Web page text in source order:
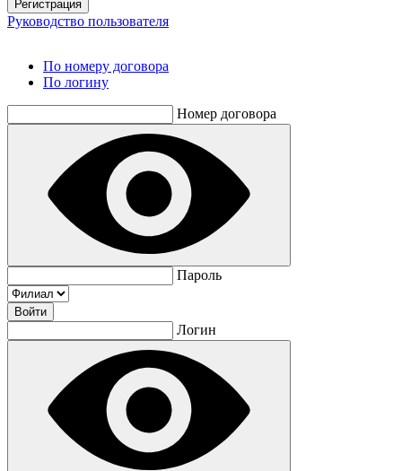
Регистрация
Руководство пользователя
По номеру договора
По логину
Номер договора
Пароль
Логин